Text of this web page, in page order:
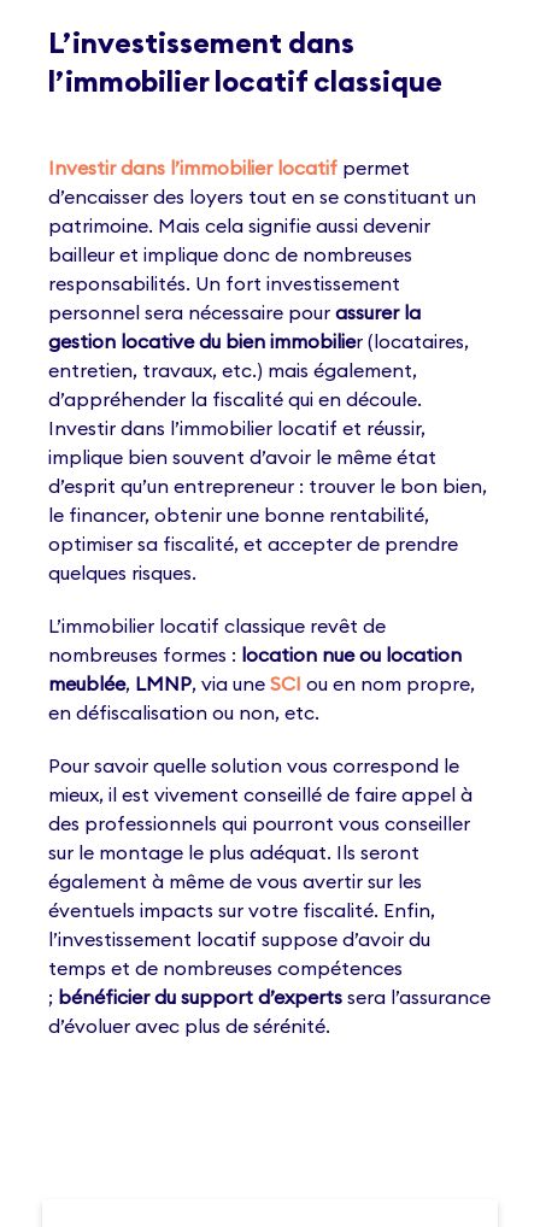
L’investissement dans
l’immobilier locatif classique
Investir dans l’immobilier locatif permet
d’encaisser des loyers tout en se constituant un
patrimoine. Mais cela signifie aussi devenir
bailleur et implique donc de nombreuses
responsabilités. Un fort investissement
personnel sera nécessaire pour assurer la
gestion locative du bien immobilier (locataires,
entretien, travaux, etc.) mais également,
d’appréhender la fiscalité qui en découle.
Investir dans l’immobilier locatif et réussir,
implique bien souvent d’avoir le même état
d’esprit qu’un entrepreneur : trouver le bon bien,
le financer, obtenir une bonne rentabilité,
optimiser sa fiscalité, et accepter de prendre
quelques risques.
L’immobilier locatif classique revêt de
nombreuses formes : location nue ou location
meublée, LMNP, via une SCI ou en nom propre,
en défiscalisation ou non, etc.
Pour savoir quelle solution vous correspond le
mieux, il est vivement conseillé de faire appel à
des professionnels qui pourront vous conseiller
sur le montage le plus adéquat. Ils seront
également à même de vous avertir sur les
éventuels impacts sur votre fiscalité. Enfin,
l’investissement locatif suppose d’avoir du
temps et de nombreuses compétences
; bénéficier du support d’experts sera l’assurance
d’évoluer avec plus de sérénité.